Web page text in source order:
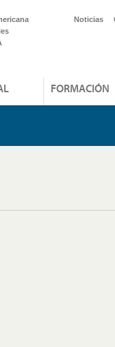
Noticias
FORMACIÓN